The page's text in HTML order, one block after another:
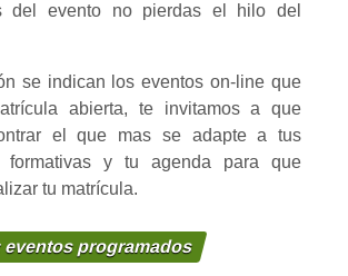
del evento no pierdas el hilo del
se indican los eventos on-line que
abierta, te invitamos a que
el que mas se adapte a tus
formativas y tu agenda para que
tu matrícula.
eventos programados